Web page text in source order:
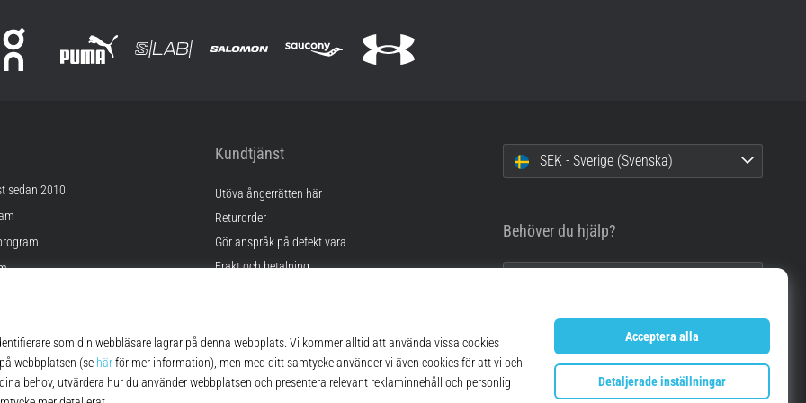
sedan 2010
Kundtjänst
Utöva ångerrätten här
Returorder
Gör anspråk på defekt vara
Frakt och betalning
FAQ
Sekretesspolicy
SEK - Sverige (Svenska)
Behöver du hjälp?